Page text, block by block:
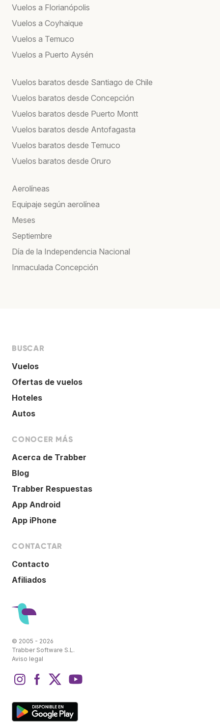
Vuelos a Florianópolis
Vuelos a Coyhaique
Vuelos a Temuco
Vuelos a Puerto Aysén
Vuelos baratos desde Santiago de Chile
Vuelos baratos desde Concepción
Vuelos baratos desde Puerto Montt
Vuelos baratos desde Antofagasta
Vuelos baratos desde Temuco
Vuelos baratos desde Oruro
Aerolíneas
Equipaje según aerolínea
Meses
Septiembre
Día de la Independencia Nacional
Inmaculada Concepción
BUSCAR
Vuelos
Ofertas de vuelos
Hoteles
Autos
CONOCER MÁS
Acerca de Trabber
Blog
Trabber Respuestas
App Android
App iPhone
CONTACTAR
Contacto
Afiliados
© 2005 - 2026
Trabber Software S.L.
Aviso legal